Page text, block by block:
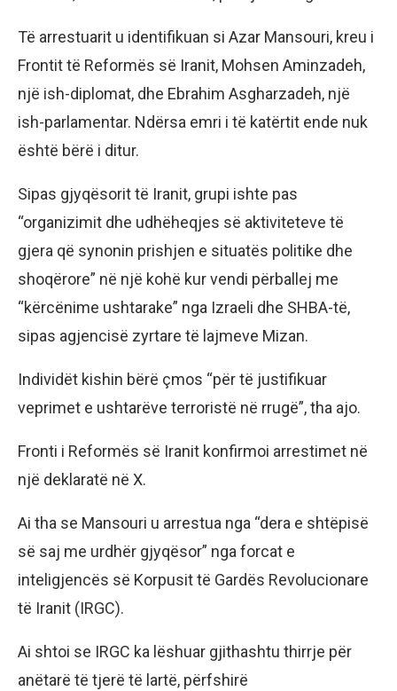
Të arrestuarit u identifikuan si Azar Mansouri, kreu i
Frontit të Reformës së Iranit, Mohsen Aminzadeh,
një ish-diplomat, dhe Ebrahim Asgharzadeh, një
ish-parlamentar. Ndërsa emri i të katërtit ende nuk
është bërë i ditur.
Sipas gjyqësorit të Iranit, grupi ishte pas
“organizimit dhe udhëheqjes së aktiviteteve të
gjera që synonin prishjen e situatës politike dhe
shoqërore” në një kohë kur vendi përballej me
“kërcënime ushtarake” nga Izraeli dhe SHBA-të,
sipas agjencisë zyrtare të lajmeve Mizan.
Individët kishin bërë çmos “për të justifikuar
veprimet e ushtarëve terroristë në rrugë”, tha ajo.
Fronti i Reformës së Iranit konfirmoi arrestimet në
një deklaratë në X.
Ai tha se Mansouri u arrestua nga “dera e shtëpisë
së saj me urdhër gjyqësor” nga forcat e
inteligjencës së Korpusit të Gardës Revolucionare
të Iranit (IRGC).
Ai shtoi se IRGC ka lëshuar gjithashtu thirrje për
anëtarë të tjerë të lartë, përfshirë